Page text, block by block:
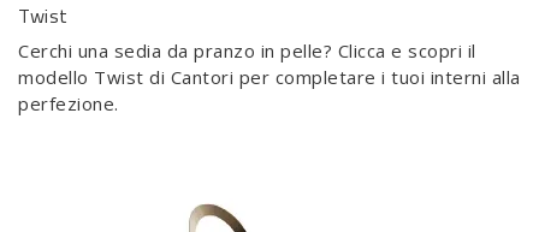
Twist
Cerchi una sedia da pranzo in pelle? Clicca e scopri il
modello Twist di Cantori per completare i tuoi interni alla
perfezione.